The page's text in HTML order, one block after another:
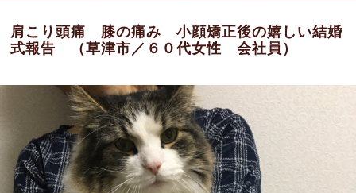
肩こり頭痛 膝の痛み 小顔矯正後の嬉しい結婚
式報告 （草津市／６０代女性 会社員）